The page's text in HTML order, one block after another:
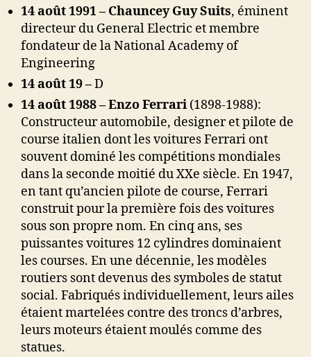
14 août 1991 – Chauncey Guy Suits, éminent
directeur du General Electric et membre
fondateur de la National Academy of
Engineering
14 août 19 –D
14 août 1988 – Enzo Ferrari (1898-1988):
Constructeur automobile, designer et pilote de
course italien dont les voitures Ferrari ont
souvent dominé les compétitions mondiales
dans la seconde moitié du XXe siècle. En 1947,
en tant qu’ancien pilote de course, Ferrari
construit pour la première fois des voitures
sous son propre nom. En cinq ans, ses
puissantes voitures 12 cylindres dominaient
les courses. En une décennie, les modèles
routiers sont devenus des symboles de statut
social. Fabriqués individuellement, leurs ailes
étaient martelées contre des troncs d’arbres,
leurs moteurs étaient moulés comme des
statues.